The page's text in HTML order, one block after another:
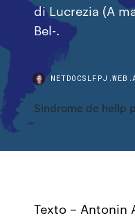
di Lucrezia (A
Bel-.
Sindrome de hellp
Texto – Antonin